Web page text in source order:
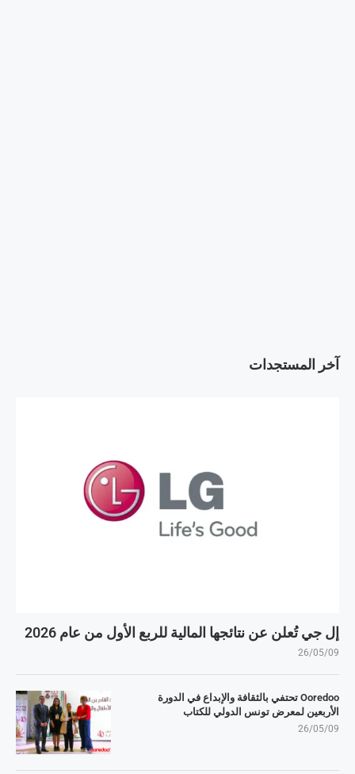
آخر المستجدات
إل جي تُعلن عن نتائجها المالية للربع الأول من عام 2026
26/05/09
Ooredoo تحتفي بالثقافة والإبداع في الدورة
الأربعين لمعرض تونس الدولي للكتاب
26/05/09